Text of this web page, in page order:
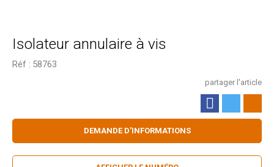
Isolateur annulaire à vis
Réf : 58763
partager l'article
DEMANDE D'INFORMATIONS